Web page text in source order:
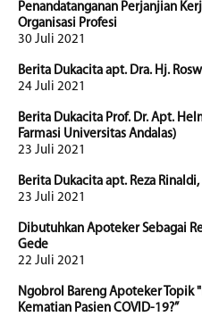
Penandatanganan Perjanjian
Organisasi Profesi
30 Juli 2021
Berita Dukacita apt. Dra. Hj.
24 Juli 2021
Berita Dukacita Prof. Dr. Apt.
Farmasi Universitas Andalas)
23 Juli 2021
Berita Dukacita apt. Reza Rinaldi,
23 Juli 2021
Dibutuhkan Apoteker Sebagai
Gede
22 Juli 2021
Ngobrol Bareng Apoteker Topik
Kematian Pasien COVID-19?”